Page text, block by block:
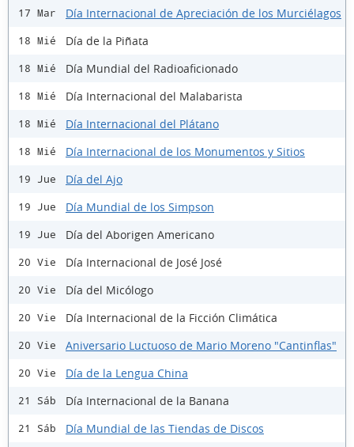
17 Mar Día Internacional de Apreciación de los Murciélagos
18 Mié Día de la Piñata
18 Mié Día Mundial del Radioaficionado
18 Mié Día Internacional del Malabarista
18 Mié Día Internacional del Plátano
18 Mié Día Internacional de los Monumentos y Sitios
19 Jue Día del Ajo
19 Jue Día Mundial de los Simpson
19 Jue Día del Aborigen Americano
20 Vie Día Internacional de José José
20 Vie Día del Micólogo
20 Vie Día Internacional de la Ficción Climática
20 Vie Aniversario Luctuoso de Mario Moreno "Cantinflas"
20 Vie Día de la Lengua China
21 Sáb Día Internacional de la Banana
21 Sáb Día Mundial de las Tiendas de Discos